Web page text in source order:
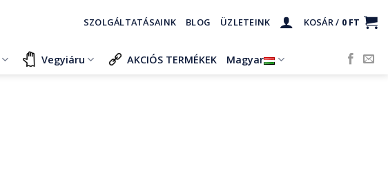
SZOLGÁLTATÁSAINK BLOG ÜZLETEINK KOSÁR / 0 FT
Vegyiáru AKCIÓS TERMÉKEK Magyar